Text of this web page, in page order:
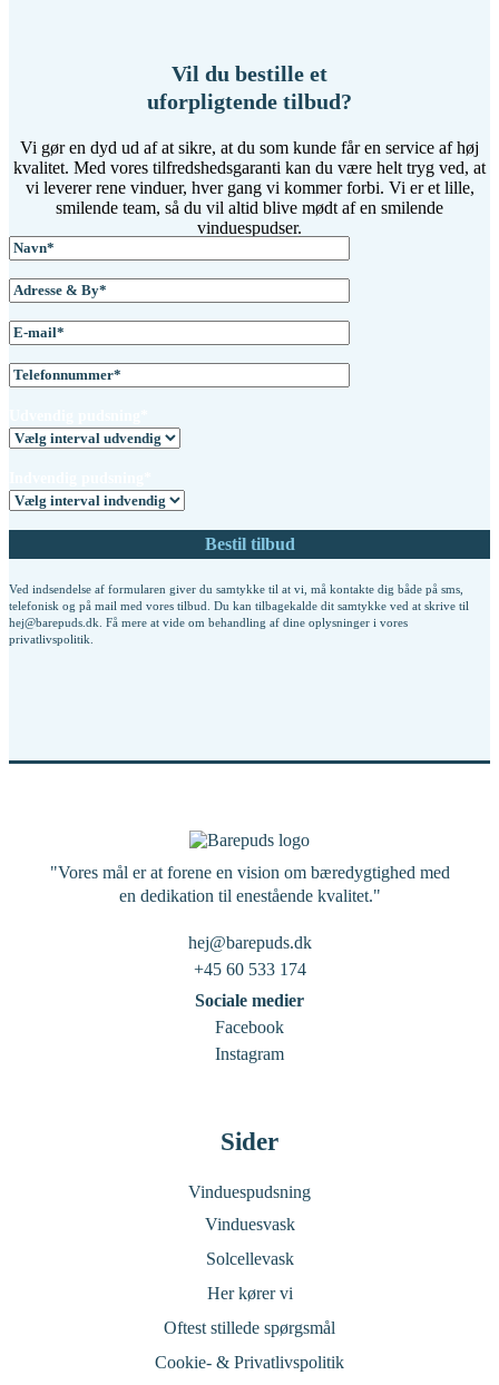
Vil du bestille et
uforpligtende tilbud?
Vi gør en dyd ud af at sikre, at du som kunde får en service af høj
kvalitet. Med vores tilfredshedsgaranti kan du være helt tryg ved, at
vi leverer rene vinduer, hver gang vi kommer forbi. Vi er et lille,
smilende team, så du vil altid blive mødt af en smilende
vinduespudser.
Ved indsendelse af formularen giver du samtykke til at vi, må kontakte dig både på sms,
telefonisk og på mail med vores tilbud. Du kan tilbagekalde dit samtykke ved at skrive til
hej@barepuds.dk. Få mere at vide om behandling af dine oplysninger i vores
privatlivspolitik
"Vores mål er at forene en vision om bæredygtighed med
en dedikation til enestående kvalitet."
hej@barepuds.dk
+45 60 533 174
Sociale medier
Facebook
Instagram
Sider
Vinduespudsning
Vinduesvask
Solcellevask
Her kører vi
Oftest stillede spørgsmål
Cookie- & Privatlivspolitik